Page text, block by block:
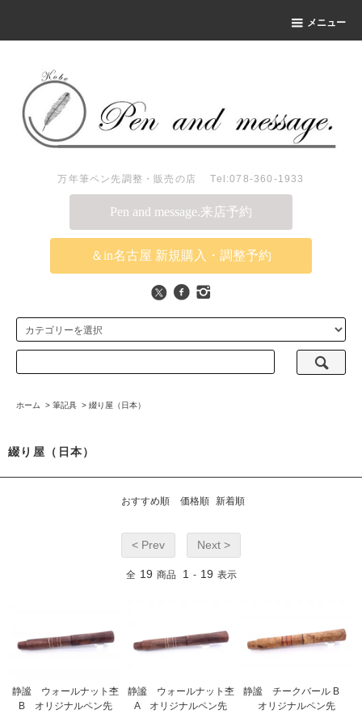
メニュー
万年筆ペン先調整・販売の店 Tel:078-360-1933
Pen and message.来店予約
＆in名古屋 新規購入・調整予約
ホーム > 筆記具 > 綴り屋（日本）
綴り屋（日本）
おすすめ順 価格順 新着順
< Prev Next >
全 19 商品 1 - 19 表示
静謐 ウォールナット杢
B オリジナルペン先
静謐 ウォールナット杢
A オリジナルペン先
静謐 チークバール B
オリジナルペン先